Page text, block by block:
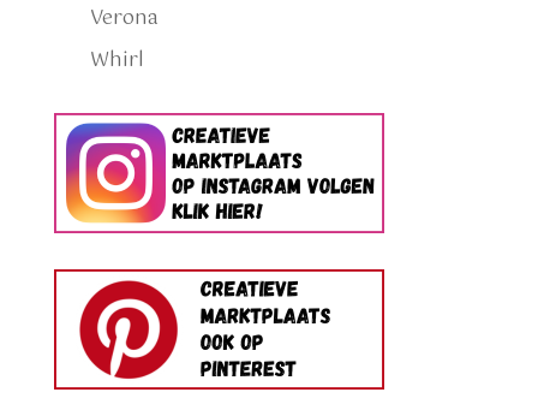
Verona
Whirl